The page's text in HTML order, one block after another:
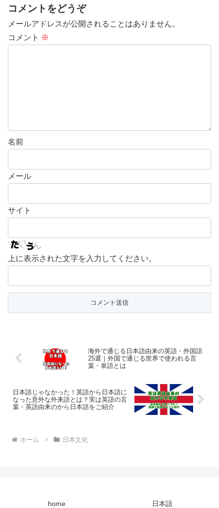
コメントをどうぞ
メールアドレスが公開されることはありません。
コメント ※
名前
メール
サイト
上に表示された文字を入力してください。
海外で通じる日本語由来の英語・外国語
25選｜外国で通じる世界で使われる言
葉・単語とは
日本語じゃなかった！英語から日本語に
なった意外な外来語とは？実は英語の言
葉・英語由来のから日本語をご紹介
ホーム 日本文化
home 日本語